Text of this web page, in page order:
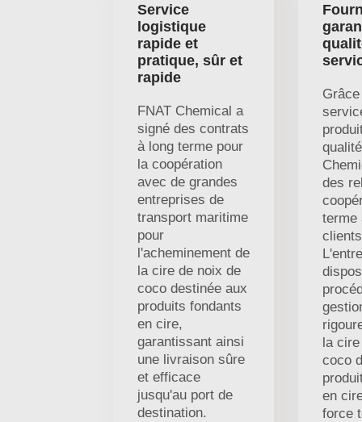
Service
logistique
rapide et
pratique, sûr et
rapide
FNAT Chemical a
signé des contrats
à long terme pour
la coopération
avec de grandes
entreprises de
transport maritime
pour
l'acheminement de
la cire de noix de
coco destinée aux
produits fondants
en cire,
garantissant ainsi
une livraison sûre
et efficace
jusqu'au port de
destination.
des
terme
la
coco
en
force